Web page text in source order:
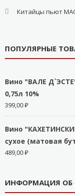
Китайцы пьют
ПОПУЛЯРНЫЕ
Вино "ВАЛЕ
0,75л 10%
399,00₽
Вино
сухое (матовая
489,00₽
ИНФОРМАЦИЯ ОБ